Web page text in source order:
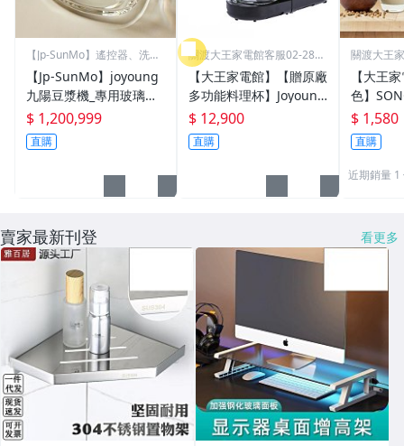
【Jp-SunMo】遙控器、洗衣
【Jp-SunMo】joyoung
九陽豆漿機_專用玻璃杯
(不含杯蓋)_適用DJ10M-
K91、DJ10M-K96【預購
$ 1,200,999
直購
關渡大王家電館客服02-2858
-3266
【大王家電館】【贈原廠
多功能料理杯】Joyoung
DJ12M-K76M 九陽 免清
洗多功能破壁調理機
$ 12,900
直購
關渡大王
【大王
色】
能蔬果
機/豆漿
機 SG-
$ 1,580
直購
近期銷量 1
賣家最新刊登 看更多